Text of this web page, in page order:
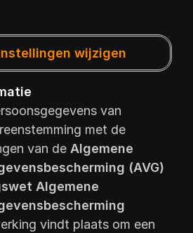
wijzigen
van
met de
van de Algemene
(AVG)
Algemene
vindt plaats om een